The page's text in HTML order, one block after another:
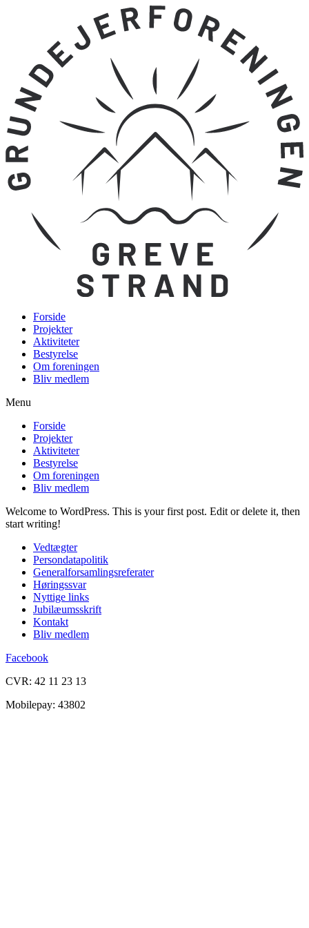
Forside
Projekter
Aktiviteter
Bestyrelse
Om foreningen
Bliv medlem
Menu
Forside
Projekter
Aktiviteter
Bestyrelse
Om foreningen
Bliv medlem
Welcome to WordPress. This is your first post. Edit or delete it, then
start writing!
Vedtægter
Persondatapolitik
Generalforsamlingsreferater
Høringssvar
Nyttige links
Jubilæumsskrift
Kontakt
Bliv medlem
Facebook
CVR: 42 11 23 13
Mobilepay: 43802